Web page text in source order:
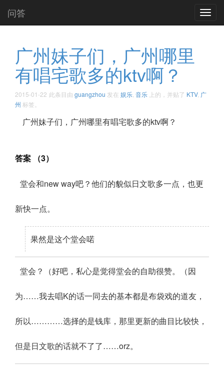
问答
广州妹子们，广州哪里
有唱宅歌多的ktv啊？
2015-01-22 此条目由 guangzhou 发在 娱乐 音乐 上的，并贴了 KTV, 广
州 标签。
广州妹子们，广州哪里有唱宅歌多的ktv啊？
答案 （3）
堂会和new way吧？他们的貌似日文歌多一点，也更
新快一点。
果然是这个堂会喏
堂会？（好吧，私心是觉得堂会的自助很赞。（因
为……我去唱K的话一同去的基本都是布袋戏的道友，
所以…………选择的是钱库，那里更新的曲目比较快，
但是日文歌的话就不了了……orz。